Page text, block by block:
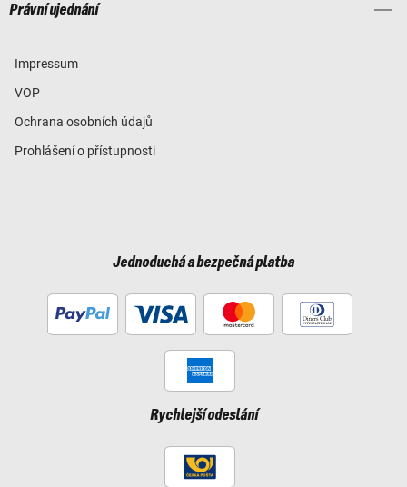
Právní ujednání
Impressum
VOP
Ochrana osobních údajů
Prohlášení o přístupnosti
Jednoduchá a bezpečná platba
Rychlejší odeslání